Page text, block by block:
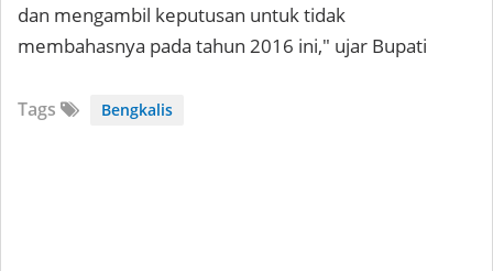
dan mengambil keputusan untuk tidak
membahasnya pada tahun 2016 ini," ujar Bupati
Tags Bengkalis